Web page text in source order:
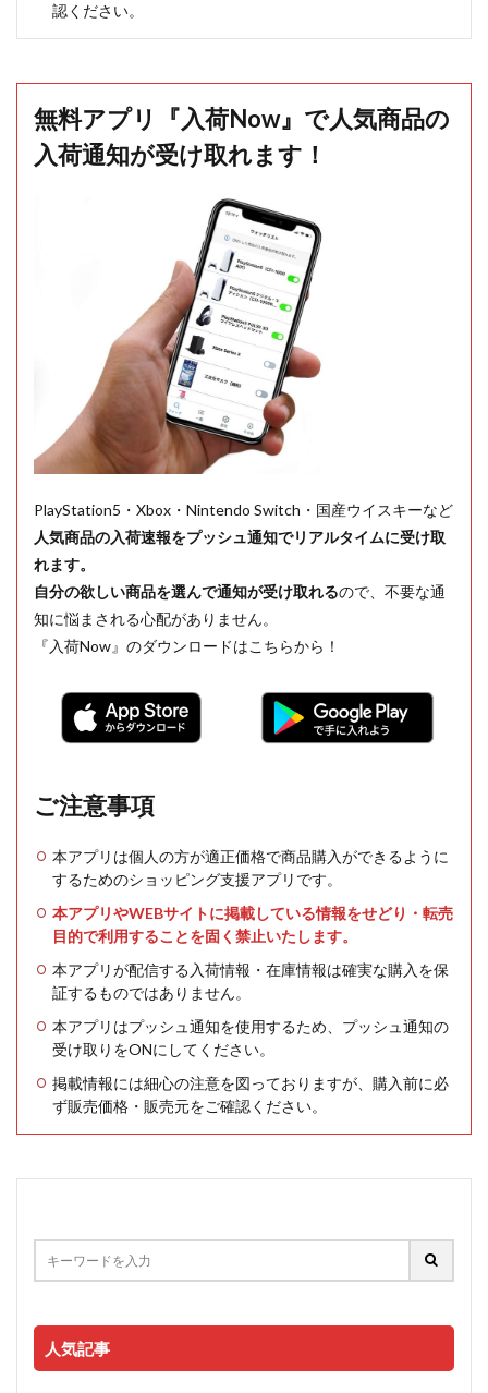
認ください。
無料アプリ『入荷Now』で人気商品の
入荷通知が受け取れます！
PlayStation5・Xbox・Nintendo Switch・国産ウイスキーなど
人気商品の入荷速報をプッシュ通知でリアルタイムに受け取
れます。
自分の欲しい商品を選んで通知が受け取れるので、不要な通
知に悩まされる心配がありません。
『入荷Now』のダウンロードはこちらから！
ご注意事項
本アプリは個人の方が適正価格で商品購入ができるように
するためのショッピング支援アプリです。
本アプリやWEBサイトに掲載している情報をせどり・転売
目的で利用することを固く禁止いたします。
本アプリが配信する入荷情報・在庫情報は確実な購入を保
証するものではありません。
本アプリはプッシュ通知を使用するため、プッシュ通知の
受け取りをONにしてください。
掲載情報には細心の注意を図っておりますが、購入前に必
ず販売価格・販売元をご確認ください。
人気記事